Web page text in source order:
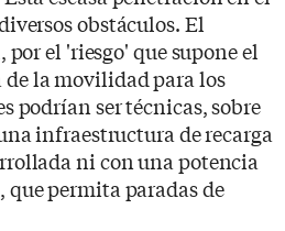
obstáculos. El
el 'riesgo' que supone el
la movilidad para los
podrían ser técnicas, sobre
infraestructura de recarga
ni con una potencia
que permita paradas de